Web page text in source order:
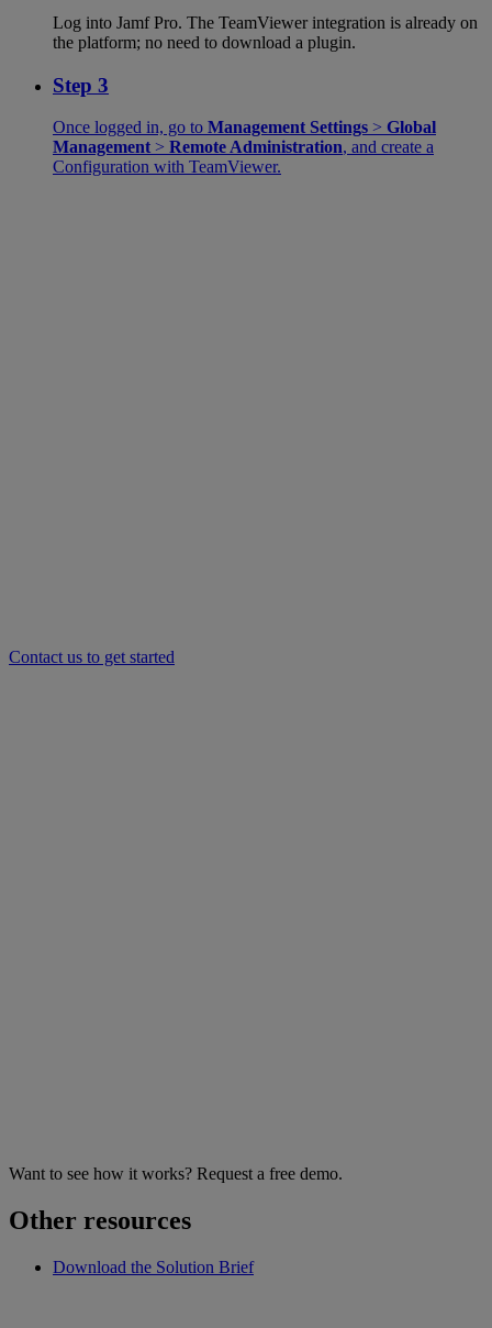
Log into Jamf Pro. The TeamViewer integration is already on
the platform; no need to download a plugin.
Step 3
Once logged in, go to Management Settings > Global
Management > Remote Administration, and create a
Configuration with TeamViewer.
Contact us to get started
Want to see how it works? Request a free demo.
Other resources
Download the Solution Brief